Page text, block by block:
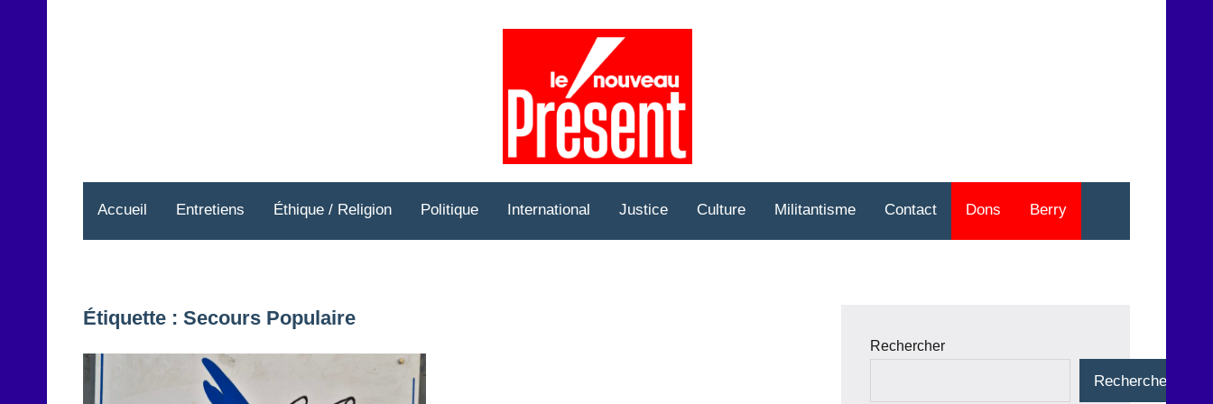
Accueil Entretiens Éthique / Religion Politique International Justice Culture Militantisme Contact Dons Berry
Étiquette : Secours Populaire
Rechercher
Rechercher